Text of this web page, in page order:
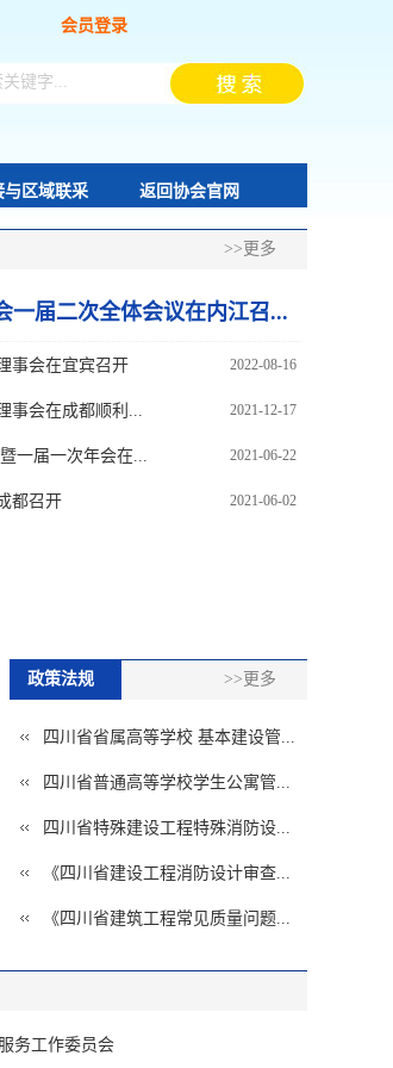
与区域联采 返回协会官网
会员登录
>>更多
一届二次全体会议在内江召...
事会在宜宾召开 2022-08-16
事会在成都顺利... 2021-12-17
一届一次年会在... 2021-06-22
都召开 2021-06-02
政策法规 >>更多
四川省省属高等学校 基本建设管...
四川省普通高等学校学生公寓管...
四川省特殊建设工程特殊消防设...
《四川省建设工程消防设计审查...
《四川省建筑工程常见质量问题...
务工作委员会